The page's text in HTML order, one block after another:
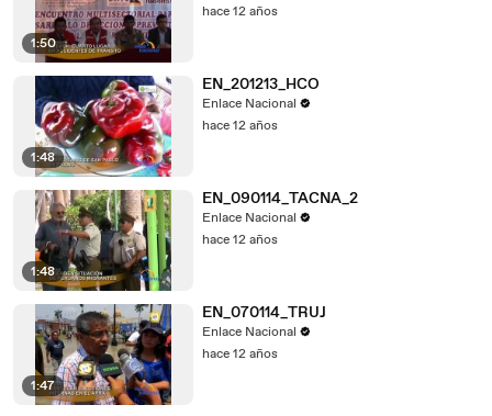
1:50
hace 12 años
1:48
EN_201213_HCO
Enlace Nacional
hace 12 años
1:48
EN_090114_TACNA_2
Enlace Nacional
hace 12 años
1:47
EN_070114_TRUJ
Enlace Nacional
hace 12 años